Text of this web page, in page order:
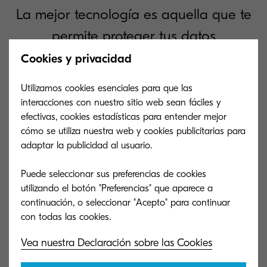
La mejor tecnología es aquella que te
permite proteger tus datos
confidenciales sin comprometer los
Solución de impresión segura: qué
tener en cuenta
Hay tres factores clave cuando se trata de
elegir una solución de impresión segura:
confidencialidad, integridad y
disponibilidad.
El equilibrio
Dado el
la seguridad, lo
para proteger
Cookies y privacidad
Utilizamos cookies esenciales para que las
interacciones con nuestro sitio web sean fáciles y
efectivas, cookies estadísticas para entender mejor
cómo se utiliza nuestra web y cookies publicitarias para
adaptar la publicidad al usuario.
Puede seleccionar sus preferencias de cookies
utilizando el botón "Preferencias" que aparece a
continuación, o seleccionar "Acepto" para continuar
Vea nuestra Declaración sobre las Cookies